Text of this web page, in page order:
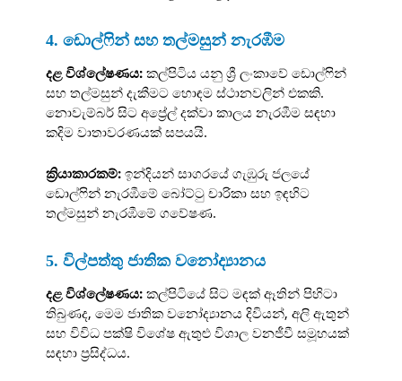
4. ඩොල්ෆින් සහ තල්මසුන් නැරඹීම
දළ විශ්ලේෂණය: කල්පිටිය යනු ශ්‍රී ලංකාවේ ඩොල්ෆින්
සහ තල්මසුන් දැකීමට හොඳම ස්ථානවලින් එකකි.
නොවැම්බර් සිට අප්‍රේල් දක්වා කාලය නැරඹීම සඳහා
කදිම වාතාවරණයක් සපයයි.
ක්‍රියාකාරකම්: ඉන්දියන් සාගරයේ ගැඹුරු ජලයේ
ඩොල්ෆින් නැරඹීමේ බෝට්ටු චාරිකා සහ ඉඳහිට
තල්මසුන් නැරඹීමේ ගවේෂණ.
5. විල්පත්තු ජාතික වනෝද්‍යානය
දළ විශ්ලේෂණය: කල්පිටියේ සිට මඳක් ඈතින් පිහිටා
තිබුණද, මෙම ජාතික වනෝද්‍යානය දිවියන්, අලි ඇතුන්
සහ විවිධ පක්ෂි විශේෂ ඇතුළු විශාල වනජීවී සමූහයක්
සඳහා ප්‍රසිද්ධය.